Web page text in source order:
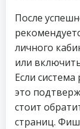
После
личного
или
Если
это
стоит
страниц.